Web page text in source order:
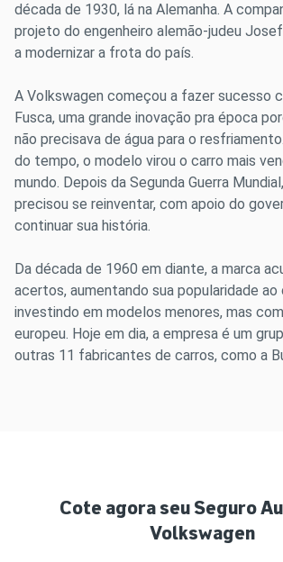
década de 1930, lá na Alemanha. A
projeto do engenheiro alemão-judeu Josef
a modernizar a frota do país.
A Volkswagen começou a fazer sucesso
Fusca, uma grande inovação pra época
não precisava de água para o
do tempo, o modelo virou o carro mais
mundo. Depois da Segunda Guerra
precisou se reinventar, com apoio do
continuar sua história.
Da década de 1960 em diante, a marca
acertos, aumentando sua popularidade ao
investindo em modelos menores, mas
europeu. Hoje em dia, a empresa é um
outras 11 fabricantes de carros, como a
Cote agora seu Seguro
Volkswagen